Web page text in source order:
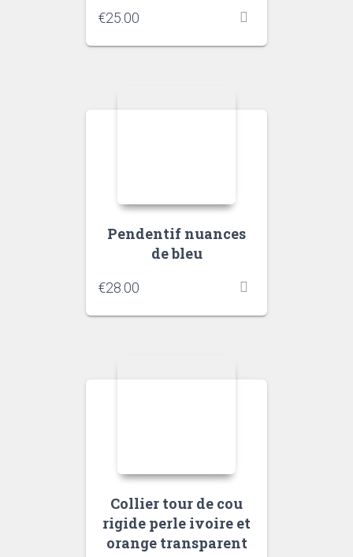
€25.00
Pendentif nuances
de bleu
€28.00
Collier tour de cou
rigide perle ivoire et
orange transparent